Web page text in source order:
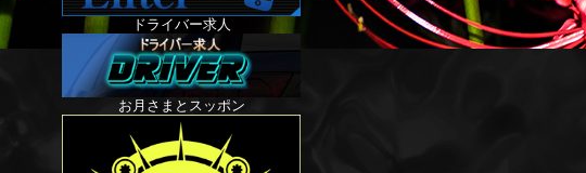
ドライバー求人
お月さまとスッポン